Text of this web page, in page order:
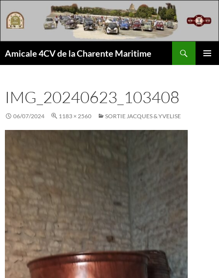
au
contenu
Amicale 4CV de la Charente Maritime
IMG_20240623_103408
06/07/2024 1183 × 2560 SORTIE JACQUES & YVELISE